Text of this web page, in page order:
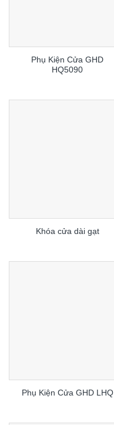
Phụ Kiện Cửa GHD
HQ5090
Khóa cửa dài gạt
Phụ Kiện Cửa GHD LHQ